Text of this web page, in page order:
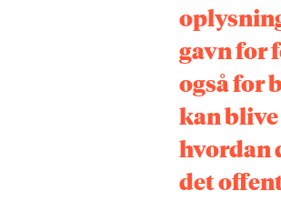
gavn for
også for
kan
hvordan
det